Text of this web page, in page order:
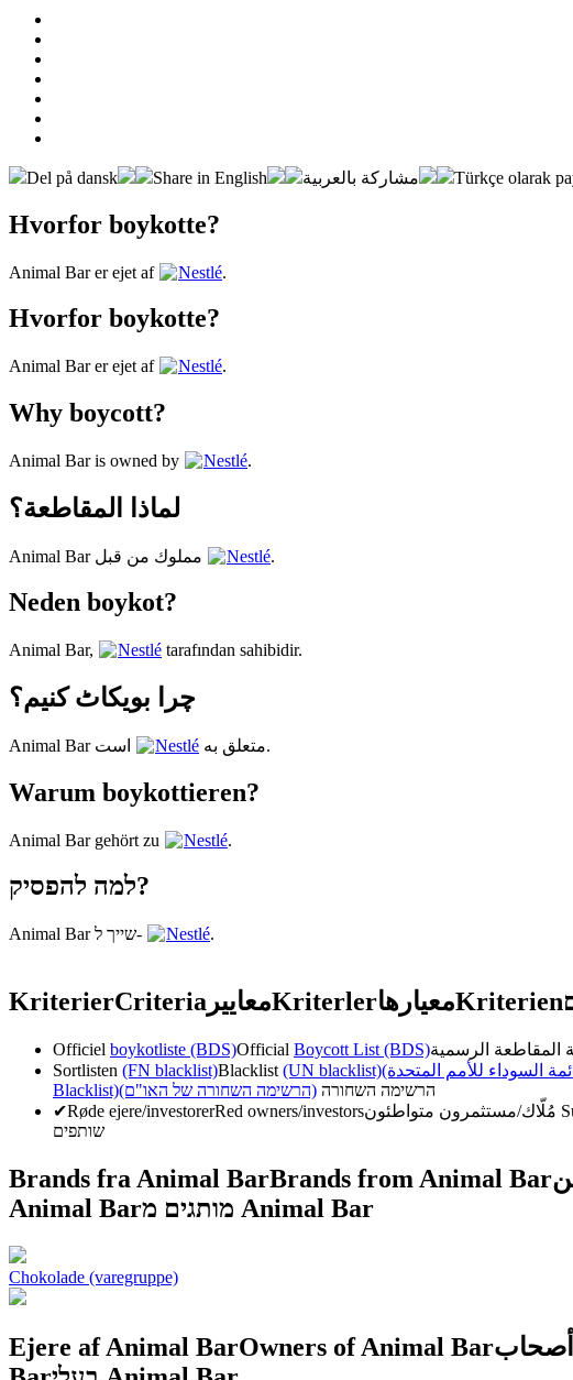
Del på dansk Share in English مشاركة بالعربية Türkçe olarak
Hvorfor boykotte?
Animal Bar er ejet af Nestlé.
Hvorfor boykotte?
Animal Bar er ejet af Nestlé.
Why boycott?
Animal Bar is owned by Nestlé.
لماذا المقاطعة؟
Nestlé.
Neden boykot?
Animal Bar, Nestlé tarafından sahibidir.
چرا بویکاٹ کنیم؟
Animal Bar متعلق به Nestlé است.
Warum boykottieren?
Animal Bar gehört zu Nestlé.
למה להפסיק?
Animal Bar שייך ל- Nestlé.
KriterierCriteria معاييرKriterlerمعیارهاKriterien
Officiel boykotliste (BDS)Official Boycott List (BDS)
Sortlisten (FN blacklist)Blacklist (UN blacklist)السوداء للأمم المتحدة)
Blacklist)
הרשימה השחורה (הרשימה השחורה של האו"ם)
✔Røde ejere/investorerRed owners/investors
שותפים
Brands fra Animal BarBrands from Animal Bar
Animal Bar
מותגים מ Animal Bar
Chokolade (varegruppe)
Ejere af Animal BarOwners of Animal Bar